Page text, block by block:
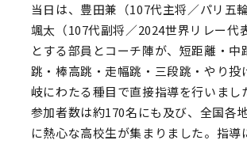
当日は、豊田兼（107代主将／パリ五
颯太（107代副将／2024世界リレー代
とする部員とコーチ陣が、短距離・中
跳・棒高跳・走幅跳・三段跳・やり投
岐にわたる種目で直接指導を行いまし
参加者数は約170名にも及び、全国各
に熱心な高校生が集まりました。指導